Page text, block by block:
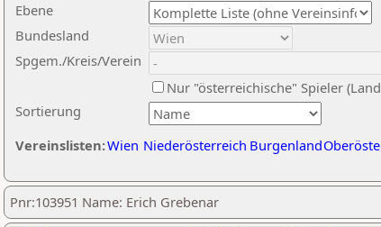
Ebene
Sortierung
Bundesland
Spgem./Kreis/Verein
Nur "österreichische" Spieler
Vereinslisten:Wien Niederösterreich Burgenland
Pnr:103951 Name: Erich Grebenar